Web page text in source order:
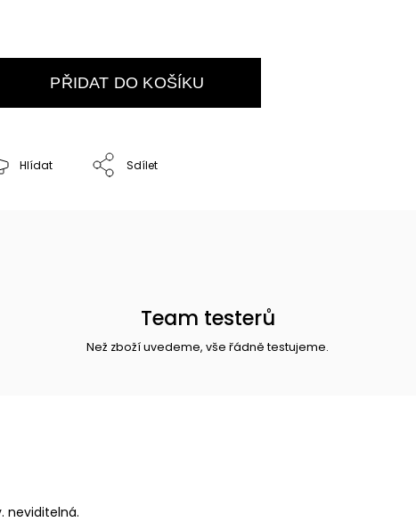
PŘIDAT DO KOŠÍKU
Hlídat Sdílet
Team testerů
Než zboží uvedeme, vše řádně testujeme.
neviditelná.